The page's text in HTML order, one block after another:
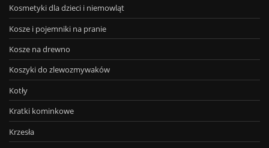
Kosmetyki dla dzieci i niemowląt
Kosze i pojemniki na pranie
Kosze na drewno
Koszyki do zlewozmywaków
Kotły
Kratki kominkowe
Krzesła